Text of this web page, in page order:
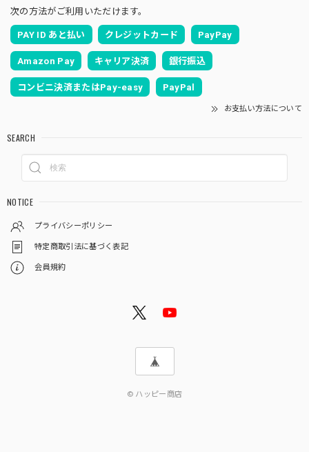
次の方法がご利用いただけます。
PAY ID あと払い クレジットカード PayPay
Amazon Pay キャリア決済 銀行振込
コンビニ決済またはPay-easy PayPal
お支払い方法について
SEARCH
NOTICE
プライバシーポリシー
特定商取引法に基づく表記
会員規約
© ハッピー商店